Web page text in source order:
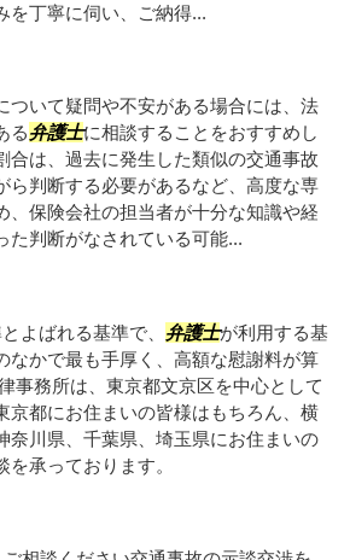
を丁寧に伺い、ご納得...
ついて疑問や不安がある場合には、法
る弁護士に相談することをおすすめし
合は、過去に発生した類似の交通事故
ら判断する必要があるなど、高度な専
、保険会社の担当者が十分な知識や経
た判断がなされている可能...
よばれる基準で、 弁護士が利用する基
なかで最も手厚く、高額な慰謝料が算
事務所は、東京都文京区を中心として
京都にお住まいの皆様はもちろん、横
奈川県、千葉県、埼玉県にお住まいの
承っております。